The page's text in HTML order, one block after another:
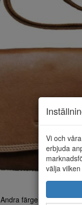
Andra färger
Vi och
erbjuda
välja